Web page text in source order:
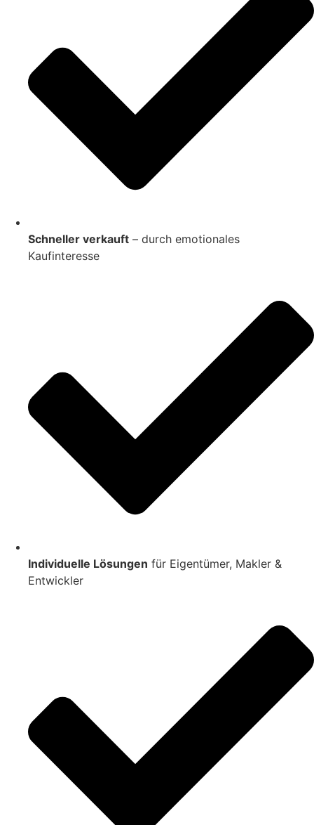
Schneller verkauft – durch emotionales
Kaufinteresse
Individuelle Lösungen für Eigentümer, Makler &
Entwickler